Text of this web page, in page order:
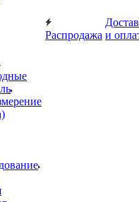
Распродажа и